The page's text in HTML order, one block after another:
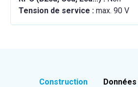
Tension de service : max. 90 V
Construction